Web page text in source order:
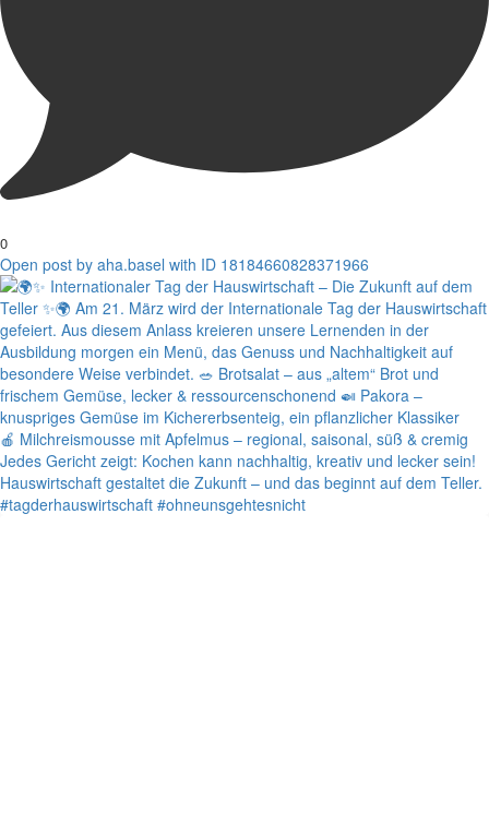
0
Open post by aha.basel with ID 18184660828371966